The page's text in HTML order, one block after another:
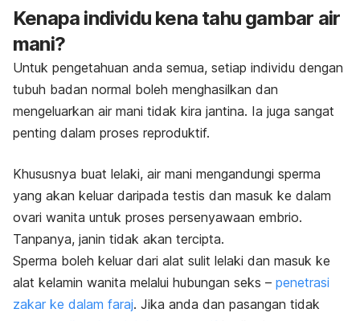
Kenapa individu kena tahu gambar air
mani?
Untuk pengetahuan anda semua, setiap individu dengan
tubuh badan normal boleh menghasilkan dan
mengeluarkan air mani tidak kira jantina. Ia juga sangat
penting dalam proses reproduktif.
Khususnya buat lelaki, air mani mengandungi sperma
yang akan keluar daripada testis dan masuk ke dalam
ovari wanita untuk proses persenyawaan embrio.
Tanpanya, janin tidak akan tercipta.
Sperma boleh keluar dari alat sulit lelaki dan masuk ke
alat kelamin wanita melalui hubungan seks – penetrasi
zakar ke dalam faraj. Jika anda dan pasangan tidak